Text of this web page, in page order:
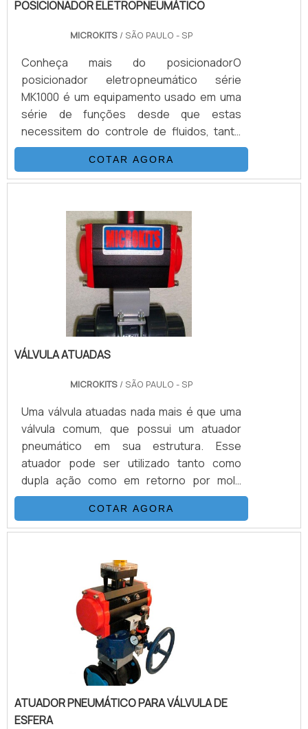
POSICIONADOR ELETROPNEUMÁTICO
MICROKITS/ SÃO PAULO - SP
Conheça mais do posicionadorO
posicionador eletropneumático série
MK1000 é um equipamento usado em uma
série de funções desde que estas
necessitem do controle de fluidos, tanto
para válvulas rotativas, quanto lineares.
Aplicações de controle contínuo, onde uma
válvula automatizada somente com
ocorre pois o movimento on-off não é
suficiente para parametrizar a vazão
correta que realiza o controle do
processo.Características gerais do
equipamento O posicionado.
COTAR AGORA
VÁLVULA ATUADAS
MICROKITS/ SÃO PAULO - SP
Uma válvula atuadas nada mais é que uma
válvula comum, que possui um atuador
pneumático em sua estrutura. Esse
atuador pode ser utilizado tanto como
dupla ação como em retorno por mola
(simples ação).Conheça mais sobre o
atuador utilizado na válvulaPara a escolha
do atuador, é importante saber para qual
porque, cada tipo de válvula possui uma
aplicação mais adequada para ser utilizada,
e dessa forma existe uma série de
possibilidades e aplicações que .
COTAR AGORA
ATUADOR PNEUMÁTICO PARA VÁLVULA DE
ESFERA